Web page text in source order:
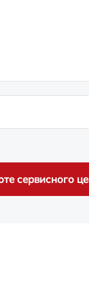
сервисного